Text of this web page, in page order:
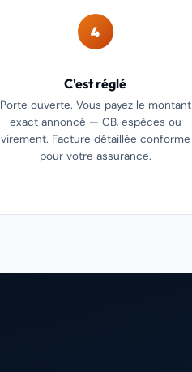
4
C'est réglé
Porte ouverte. Vous payez le montant
exact annoncé — CB, espèces ou
virement. Facture détaillée conforme
pour votre assurance.